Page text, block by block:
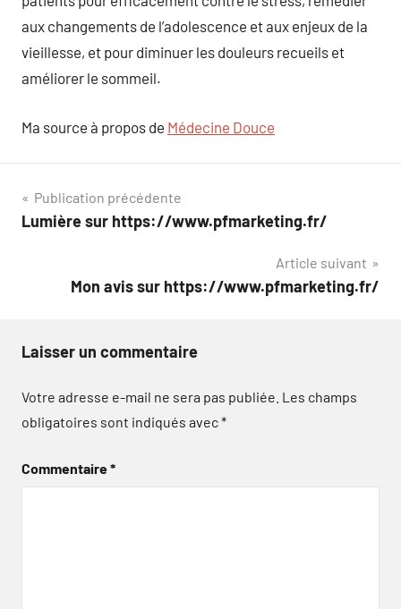
aux changements de l’adolescence et aux enjeux de la
vieillesse, et pour diminuer les douleurs recueils et
améliorer le sommeil.
Ma source à propos de Médecine Douce
Navigation
de
Publication précédente
Lumière sur https://www.pfmarketing.fr/
Article suivant
Mon avis sur https://www.pfmarketing.fr/
Laisser un commentaire
Votre adresse e-mail ne sera pas publiée. Les champs
obligatoires sont indiqués avec*
Commentaire*